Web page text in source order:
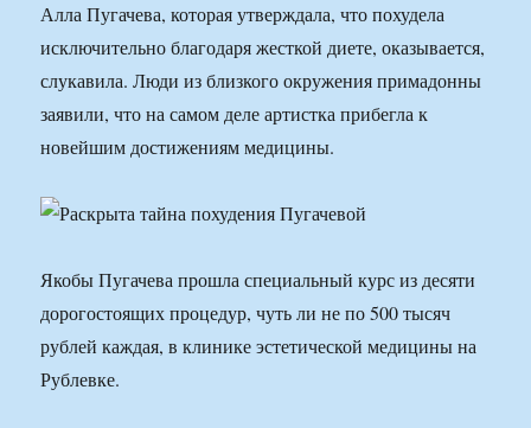
Алла Пугачева, которая утверждала, что похудела
исключительно благодаря жесткой диете, оказывается,
слукавила. Люди из близкого окружения примадонны
заявили, что на самом деле артистка прибегла к
новейшим достижениям медицины.
Якобы Пугачева прошла специальный курс из десяти
дорогостоящих процедур, чуть ли не по 500 тысяч
рублей каждая, в клинике эстетической медицины на
Рублевке.